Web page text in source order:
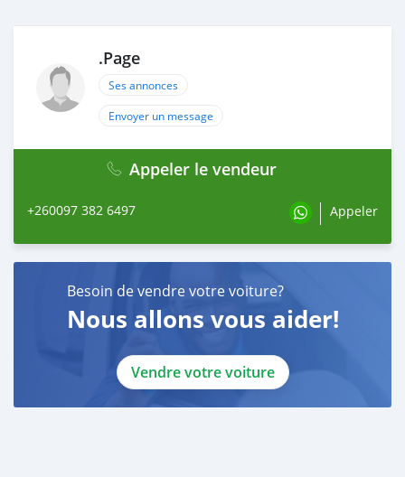
.Page
Ses annonces
Envoyer un message
Appeler le vendeur
+260097 382 6497 Appeler
Besoin de vendre votre voiture?
Nous allons vous aider!
Vendre votre voiture